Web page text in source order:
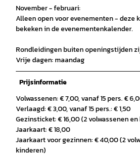
November - februari:
Alleen open voor evenementen - deze
bekeken in de evenementenkalender.
Rondleidingen buiten openingstijden
Vrije dagen: maandag
Prijsinformatie
Volwassenen: € 7,00, vanaf 15 pers. €
Verlaagd: € 3,00, vanaf 15 pers.: € 1,50
Gezinsticket: € 16,00 (2 volwassenen
Jaarkaart: € 18,00
Jaarkaart voor gezinnen: € 40,00 (2
kinderen)